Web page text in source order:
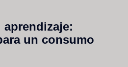
un consumo